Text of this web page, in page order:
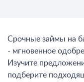
Срочные займы на
- мгновенное
Изучите
подберите